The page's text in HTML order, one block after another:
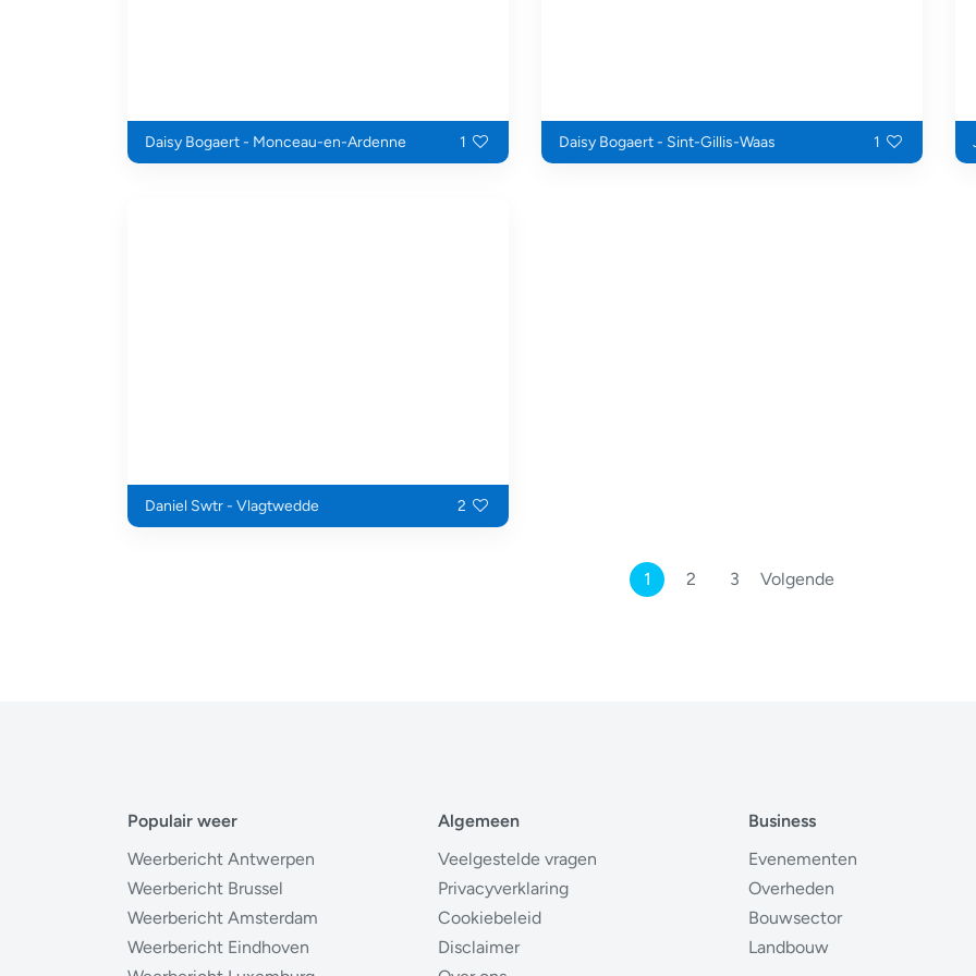
Daisy Bogaert - Monceau-en-Ardenne 1 Daisy Bogaert - Sint-Gillis-Waas 1
Daniel Swtr - Vlagtwedde 2
1 2 3 Volgende
Populair weer
Weerbericht Antwerpen
Weerbericht Brussel
Weerbericht Amsterdam
Weerbericht Eindhoven
Algemeen
Veelgestelde vragen
Privacyverklaring
Cookiebeleid
Disclaimer
Business
Evenementen
Overheden
Bouwsector
Landbouw